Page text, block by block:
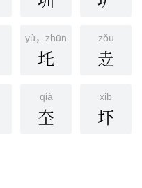
yù，zhūn
圫
zǒu
赱
qià
圶
xib
圷